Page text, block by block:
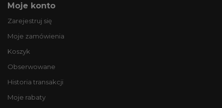
Moje konto
Zarejestruj się
Moje zamówienia
Koszyk
Obserwowane
Historia transakcji
Moje rabaty